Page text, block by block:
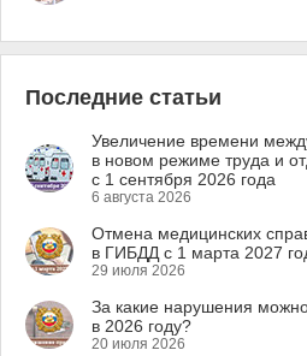
Последние статьи
Увеличение времени
в новом режиме труда и
с 1 сентября 2026 года
6 августа 2026
Отмена медицинских
в ГИБДД с 1 марта 2027
29 июля 2026
За какие нарушения
в 2026 году?
20 июля 2026